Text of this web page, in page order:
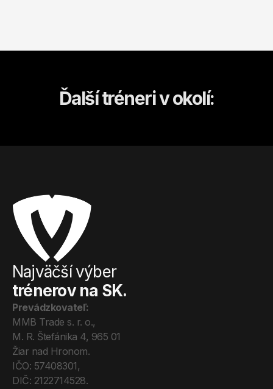
Ďalší tréneri v okolí:
Najväčší výber
trénerov na SK.
Prevádzkovateľ:
MMB Trade s. r. o.,
M. R. Štefánika 4, 965 01
Žiar nad Hronom.
IČO: 57408301,
DIČ: 2122714528.